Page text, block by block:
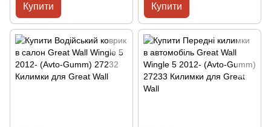
Купити Купити